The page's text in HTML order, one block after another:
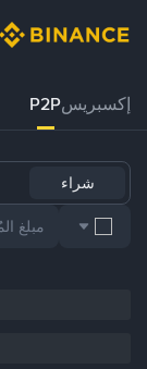
إكسبريسP2P
شراء